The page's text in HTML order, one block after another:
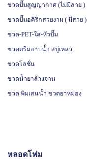
ขวดปั๊มสูญญากาศ (ไม่มีสาย )
ขวดปั๊มอคิริกสวยงาม ( มีสาย )
ขวด-PET-ใส-หัวปั๊ม
ขวดครีมอาบน้ำ สบู่เหลว
ขวดโลชั่น
ขวดน้ำยาล้างจาน
ขวด พิมเสนน้ำ ขวดยาหม่อง
หลอดโฟม